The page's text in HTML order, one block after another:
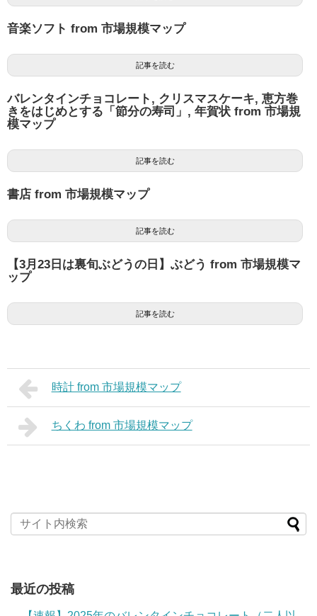
音楽ソフト from 市場規模マップ
記事を読む
バレンタインチョコレート, クリスマスケーキ, 恵方巻
きをはじめとする「節分の寿司」, 年賀状 from 市場規
模マップ
記事を読む
書店 from 市場規模マップ
記事を読む
【3月23日は裏旬ぶどうの日】ぶどう from 市場規模マ
ップ
記事を読む
時計 from 市場規模マップ
ちくわ from 市場規模マップ
最近の投稿